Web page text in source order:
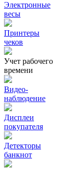
Электронные
весы
Принтеры
чеков
Учет рабочего
времени
Видео‑
наблюдение
Дисплеи
покупателя
Детекторы
банкнот